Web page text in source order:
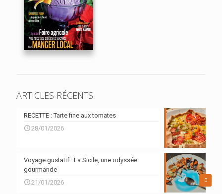
ARTICLES RÉCENTS
RECETTE : Tarte fine aux tomates
28/01/2026
0
Voyage gustatif : La Sicile, une odyssée
gourmande
21/01/2026